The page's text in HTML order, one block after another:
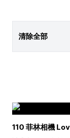
清除全部
110 菲林相機